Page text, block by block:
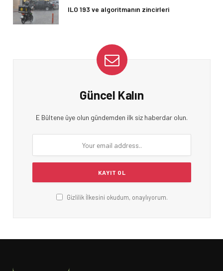
ILO 193 ve algoritmanın zincirleri
Güncel Kalın
E Bültene üye olun gündemden ilk siz haberdar olun.
Gizlilik İlkesini okudum, onaylıyorum.